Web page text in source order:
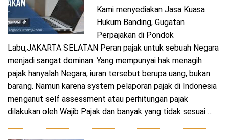
Kami menyediakan Jasa Kuasa
Hukum Banding, Gugatan
Perpajakan di Pondok
Labu,JAKARTA SELATAN Peran pajak untuk sebuah Negara
menjadi sangat dominan. Yang mempunyai hak menagih
pajak hanyalah Negara, iuran tersebut berupa uang, bukan
barang. Namun karena system pelaporan pajak di Indonesia
menganut self assessment atau perhitungan pajak
dilakukan oleh Wajib Pajak dan banyak yang tidak sesuai …